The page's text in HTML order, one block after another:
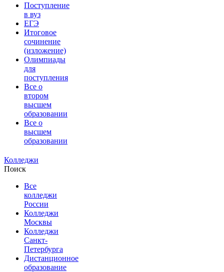
Поступление
в вуз
ЕГЭ
Итоговое
сочинение
(изложение)
Олимпиады
для
поступления
Все о
втором
высшем
образовании
Все о
высшем
образовании
Колледжи
Поиск
Все
колледжи
России
Колледжи
Москвы
Колледжи
Санкт-
Петербурга
Дистанционное
образование